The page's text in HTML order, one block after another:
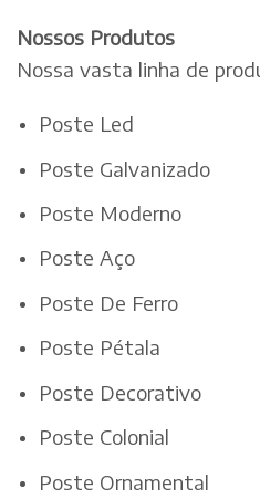
Nossos Produtos
Nossa vasta linha de
Poste Led
Poste Galvanizado
Poste Moderno
Poste Aço
Poste De Ferro
Poste Pétala
Poste Decorativo
Poste Colonial
Poste Ornamental